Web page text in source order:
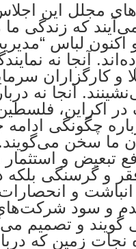
مجلل این
که زندگی ما
اکنون لباس
آنجا نه
و کارگزاران
آنجا نه
اکراین،
چگونگی ادامه
ما سخن می‌گویند.
تبعیض و
و گرسنگی بلکه
و انحصارات
و سود
و تصمیم
نجات زمین که